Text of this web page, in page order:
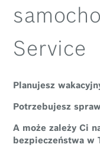
Service
Planujesz
Potrzebujesz
A może zależy Ci
bezpieczeństwa w